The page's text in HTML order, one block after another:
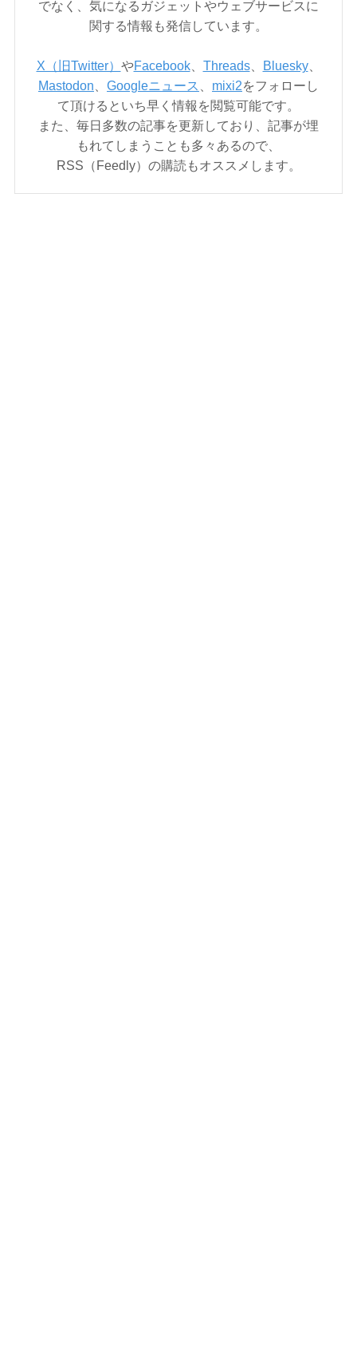
でなく、気になるガジェットやウェブサービスに
関する情報も発信しています。
X（旧Twitter） やFacebook、 Threads、 Bluesky、
Mastodon
Googleニュース mixi2をフォローし
て頂けるといち早く情報を閲覧可能です。
また、毎日多数の記事を更新しており、記事が埋
もれてしまうことも多々あるので、
RSS（Feedly）の購読もオススメします。